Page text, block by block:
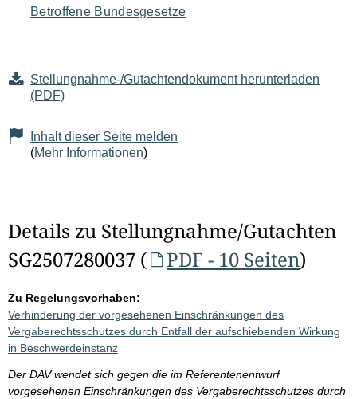
Betroffene Bundesgesetze
Stellungnahme-/Gutachtendokument herunterladen
(PDF)
Inhalt dieser Seite melden
(Mehr Informationen)
Details zu Stellungnahme/Gutachten
SG2507280037 (
PDF - 10 Seiten)
Zu Regelungsvorhaben:
Verhinderung der vorgesehenen Einschränkungen des
Vergaberechtsschutzes durch Entfall der aufschiebenden Wirkung
in Beschwerdeinstanz
Der DAV wendet sich gegen die im Referentenentwurf
vorgesehenen Einschränkungen des Vergaberechtsschutzes durch